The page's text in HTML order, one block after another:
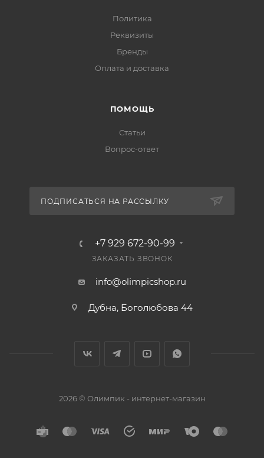
Политика
Реквизиты
Бренды
Оплата и доставка
ПОМОЩЬ
Статьи
Вопрос-ответ
ПОДПИСАТЬСЯ НА РАССЫЛКУ
+7 929 672-90-99
ЗАКАЗАТЬ ЗВОНОК
info@olimpicshop.ru
Дубна, Боголюбова 44
2026 © Олимпик - интернет-магазин